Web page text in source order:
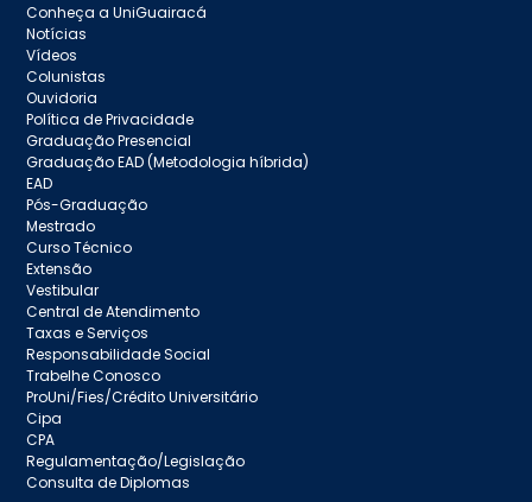
Conheça a UniGuairacá
Notícias
Vídeos
Colunistas
Ouvidoria
Política de Privacidade
Graduação Presencial
Graduação EAD (Metodologia híbrida)
EAD
Pós-Graduação
Mestrado
Curso Técnico
Extensão
Vestibular
Central de Atendimento
Taxas e Serviços
Responsabilidade Social
Trabelhe Conosco
ProUni/Fies/Crédito Universitário
Cipa
CPA
Regulamentação/Legislação
Consulta de Diplomas